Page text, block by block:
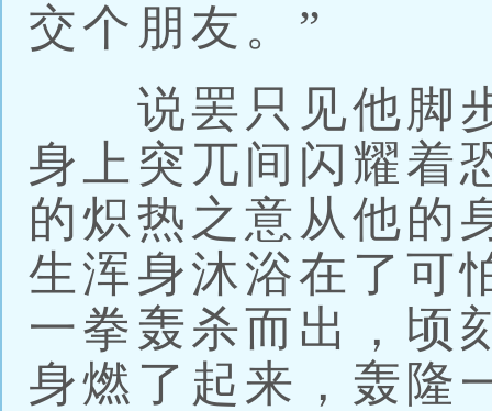
交个朋友。”
说罢只见他脚步
身上突兀间闪耀着
的炽热之意从他的
生浑身沐浴在了可
一拳轰杀而出，顷
身燃了起来，轰隆